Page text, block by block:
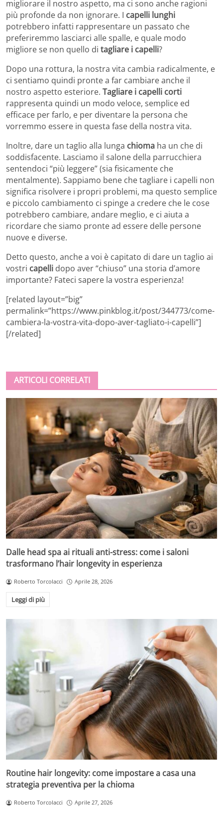
migliorare il nostro aspetto, ma ci sono anche ragioni
più profonde da non ignorare. I capelli lunghi
potrebbero infatti rappresentare un passato che
preferiremmo lasciarci alle spalle, e quale modo
migliore se non quello di tagliare i capelli?
Dopo una rottura, la nostra vita cambia radicalmente, e
ci sentiamo quindi pronte a far cambiare anche il
nostro aspetto esteriore. Tagliare i capelli corti
rappresenta quindi un modo veloce, semplice ed
efficace per farlo, e per diventare la persona che
vorremmo essere in questa fase della nostra vita.
Inoltre, dare un taglio alla lunga chioma ha un che di
soddisfacente. Lasciamo il salone della parrucchiera
sentendoci “più leggere” (sia fisicamente che
mentalmente). Sappiamo bene che tagliare i capelli non
significa risolvere i propri problemi, ma questo semplice
e piccolo cambiamento ci spinge a credere che le cose
potrebbero cambiare, andare meglio, e ci aiuta a
ricordare che siamo pronte ad essere delle persone
nuove e diverse.
Detto questo, anche a voi è capitato di dare un taglio ai
vostri capelli dopo aver “chiuso” una storia d’amore
importante? Fateci sapere la vostra esperienza!
[related layout=”big”
permalink=”https://www.pinkblog.it/post/344773/come-
cambiera-la-vostra-vita-dopo-aver-tagliato-i-capelli”]
[/related]
ARTICOLI CORRELATI
Dalle head spa ai rituali anti-stress: come i saloni
trasformano l’hair longevity in esperienza
Roberto Torcolacci Aprile 28, 2026
Leggi di più
Routine hair longevity: come impostare a casa una
strategia preventiva per la chioma
Roberto Torcolacci Aprile 27, 2026